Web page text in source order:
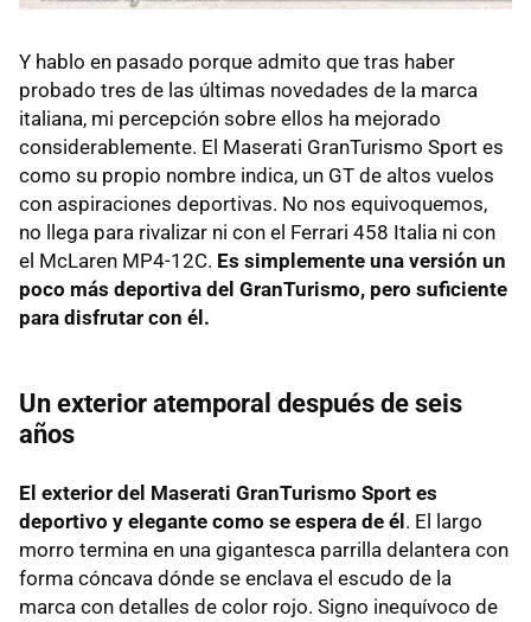
Y hablo en pasado porque admito que tras haber
probado tres de las últimas novedades de la marca
italiana, mi percepción sobre ellos ha mejorado
considerablemente. El Maserati GranTurismo Sport es
como su propio nombre indica, un GT de altos vuelos
con aspiraciones deportivas. No nos equivoquemos,
no llega para rivalizar ni con el Ferrari 458 Italia ni con
el McLaren MP4-12C. Es simplemente una versión un
poco más deportiva del GranTurismo, pero suficiente
para disfrutar con él.
Un exterior atemporal después de seis
años
El exterior del Maserati GranTurismo Sport es
deportivo y elegante como se espera de él . El largo
morro termina en una gigantesca parrilla delantera con
forma cóncava dónde se enclava el escudo de la
marca con detalles de color rojo. Signo inequívoco de